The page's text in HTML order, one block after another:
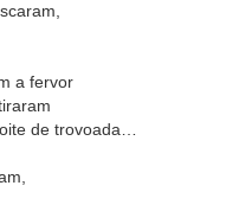
a fervor
de trovoada…